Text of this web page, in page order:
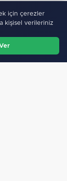
için çerezler
kişisel verileriniz
Menü